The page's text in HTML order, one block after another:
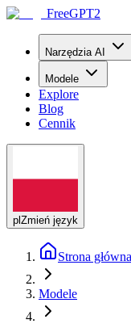
FreeGPT2
Narzędzia AI
Modele
Explore
Blog
Cennik
pl Zmień język
Strona główna
Modele